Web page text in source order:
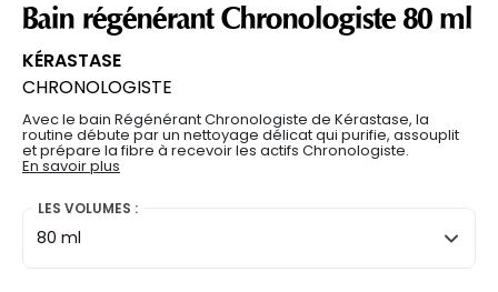
Bain régénérant Chronologiste 80 ml
KÉRASTASE
CHRONOLOGISTE
Avec le bain Régénérant Chronologiste de Kérastase, la
routine débute par un nettoyage délicat qui purifie, assouplit
et prépare la fibre à recevoir les actifs Chronologiste.
En savoir plus
LES VOLUMES :
80 ml